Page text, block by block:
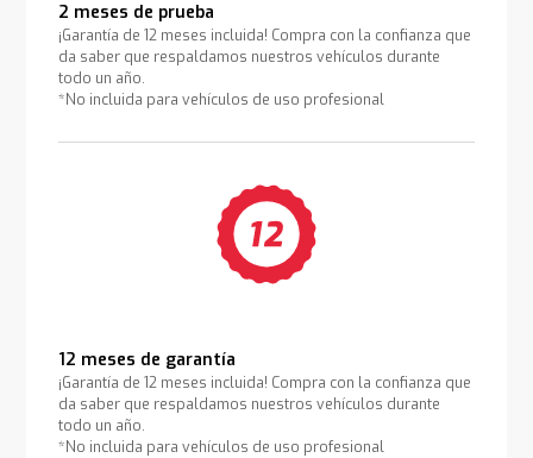
2 meses de prueba
¡Garantía de 12 meses incluida! Compra con la confianza que
da saber que respaldamos nuestros vehículos durante
todo un año.
*No incluida para vehículos de uso profesional
12 meses de garantía
¡Garantía de 12 meses incluida! Compra con la confianza que
da saber que respaldamos nuestros vehículos durante
todo un año.
*No incluida para vehículos de uso profesional